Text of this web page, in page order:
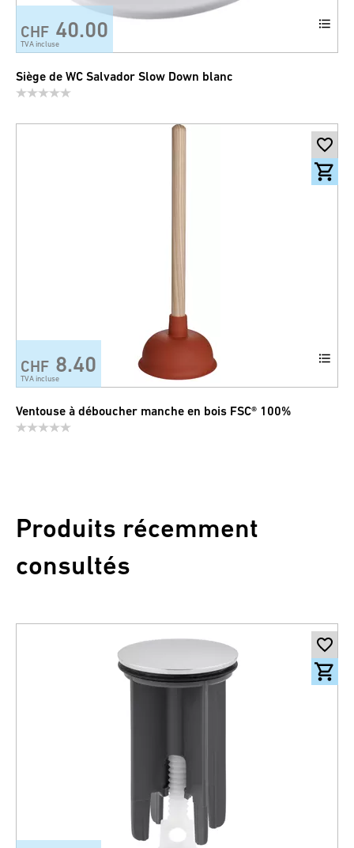
CHF 40.00
TVA incluse
Siège de WC Salvador Slow Down blanc
CHF 8.40
TVA incluse
Ventouse à déboucher manche en bois FSC® 100%
Produits récemment
consultés